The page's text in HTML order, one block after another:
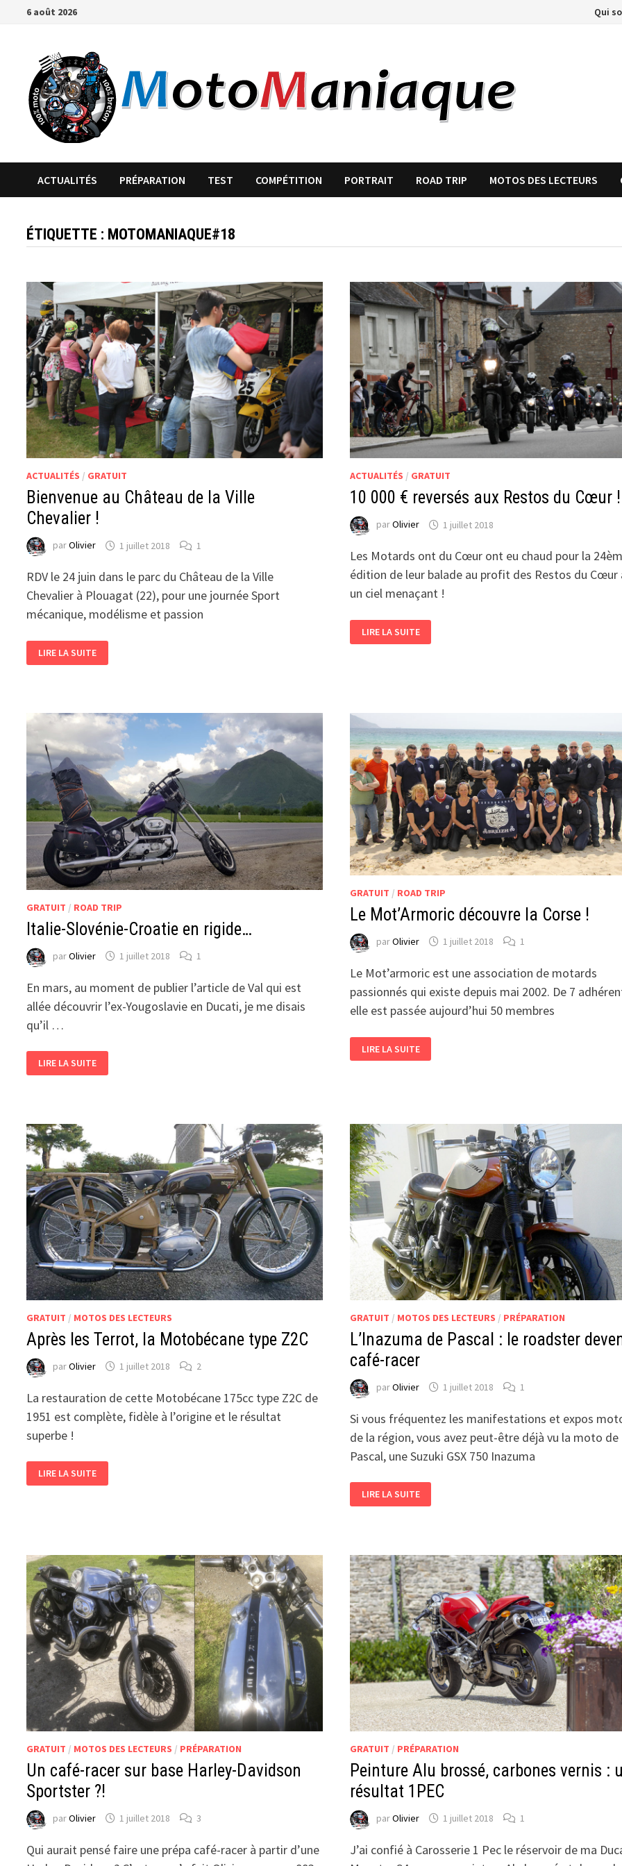
Passer6 août 2026 Qui
ACTUALITÉS PRÉPARATION TEST COMPÉTITION PORTRAIT ROAD TRIP MOTOS DES LECTEURS
ÉTIQUETTE : MOTOMANIAQUE#18
ACTUALITÉS / GRATUIT
Bienvenue au Château de la Ville
Chevalier !
parOlivier 1 juillet 2018 1
RDV le 24 juin dans le parc du Château de la Ville
Chevalier à Plouagat (22), pour une journée Sport
mécanique, modélisme et passion
AU
CHÂTEAU
!
LIRE LA SUITE
ACTUALITÉS / GRATUIT
10 000 € reversés aux Restos du Cœur !
parOlivier 1 juillet 2018
Les Motards ont du Cœur ont eu chaud pour la
édition de leur balade au profit des Restos du Cœur
un ciel menaçant !
000
€
LIRE LA SUITE
GRATUIT / ROAD TRIP
Italie-Slovénie-Croatie en rigide…
parOlivier 1 juillet 2018 1
En mars, au moment de publier l’article de Val qui est
allée découvrir l’ex-Yougoslavie en Ducati, je me disais
qu’il …
SLOVÉNIE-
CROATIE
LIRE LA SUITE
GRATUIT / ROAD TRIP
Le Mot’Armoric découvre la Corse !
parOlivier 1 juillet 2018 1
Le Mot’armoric est une association de motards
passionnés qui existe depuis mai 2002. De 7
elle est passée aujourd’hui 50 membres
MOT’ARMORIC
DÉCOUVRE
LIRE LA SUITE
GRATUIT / MOTOS DES LECTEURS
Après les Terrot, la Motobécane type Z2C
parOlivier 1 juillet 2018 2
La restauration de cette Motobécane 175cc type Z2C de
1951 est complète, fidèle à l’origine et le résultat
superbe !
APRÈS
LES
TERROT,
LIRE LA SUITE
GRATUIT / MOTOS DES LECTEURS / PRÉPARATION
L’Inazuma de Pascal : le roadster
café-racer
parOlivier 1 juillet 2018 1
Si vous fréquentez les manifestations et expos
de la région, vous avez peut-être déjà vu la moto de
Pascal, une Suzuki GSX 750 Inazuma
L’INAZUMA
DE
PASCAL
CAFÉ-
RACER
LIRE LA SUITE
GRATUIT / MOTOS DES LECTEURS / PRÉPARATION
Un café-racer sur base Harley-Davidson
Sportster ?!
parOlivier 1 juillet 2018 3
Qui aurait pensé faire une prépa café-racer à partir d’une
GRATUIT / PRÉPARATION
Peinture Alu brossé, carbones vernis :
résultat 1PEC
parOlivier 1 juillet 2018 1
J’ai confié à Carosserie 1 Pec le réservoir de ma